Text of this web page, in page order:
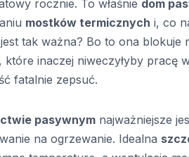
rocznie. To właśnie dom
mostków termicznych i, co
tak ważna? Bo to ona blokuje
które inaczej niweczyłyby pracę
fatalnie zepsuć.
pasywnym najważniejsze
na ogrzewanie. Idealna